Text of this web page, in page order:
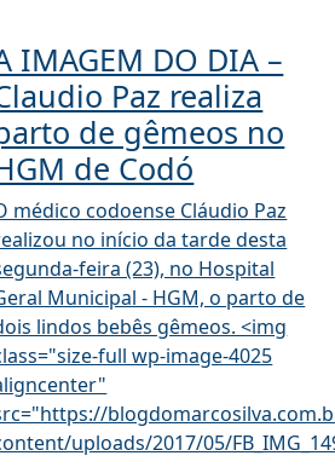
IMAGEM DO DIA –
Paz realiza
de gêmeos no
de Codó
médico codoense Cláudio Paz
no início da tarde desta
feira (23), no Hospital
Municipal - HGM, o parto de
lindos bebês gêmeos. <img
full wp-image-4025
uploads/2017/05/